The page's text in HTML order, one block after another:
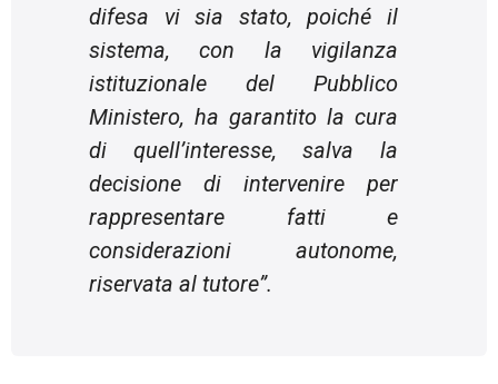
difesa vi sia stato, poiché il
sistema, con la vigilanza
istituzionale del Pubblico
Ministero, ha garantito la cura
di quell’interesse, salva la
decisione di intervenire per
rappresentare fatti e
considerazioni autonome,
riservata al tutore”.